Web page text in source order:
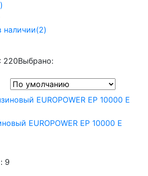
наличии(2)
220Выбрано:
EUROPOWER EP 10000 Е
9